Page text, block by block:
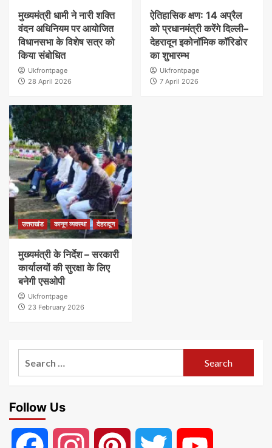
मुख्यमंत्री धामी ने नारी शक्ति
वंदन अधिनियम पर आयोजित
विधानसभा के विशेष सत्र को
किया संबोधित
Ukfrontpage
28 April 2026
ऐतिहासिक क्षण: 14 अप्रैल
को प्रधानमंत्री करेंगे दिल्ली–
देहरादून इकोनॉमिक कॉरिडोर
का शुभारम्भ
Ukfrontpage
7 April 2026
उत्तराखंड कानून व्यवस्था देहरादून
मुख्यमंत्री के निर्देश – सरकारी
कार्यालयों की सुरक्षा के लिए
बनेगी एसओपी
Ukfrontpage
23 February 2026
Follow Us